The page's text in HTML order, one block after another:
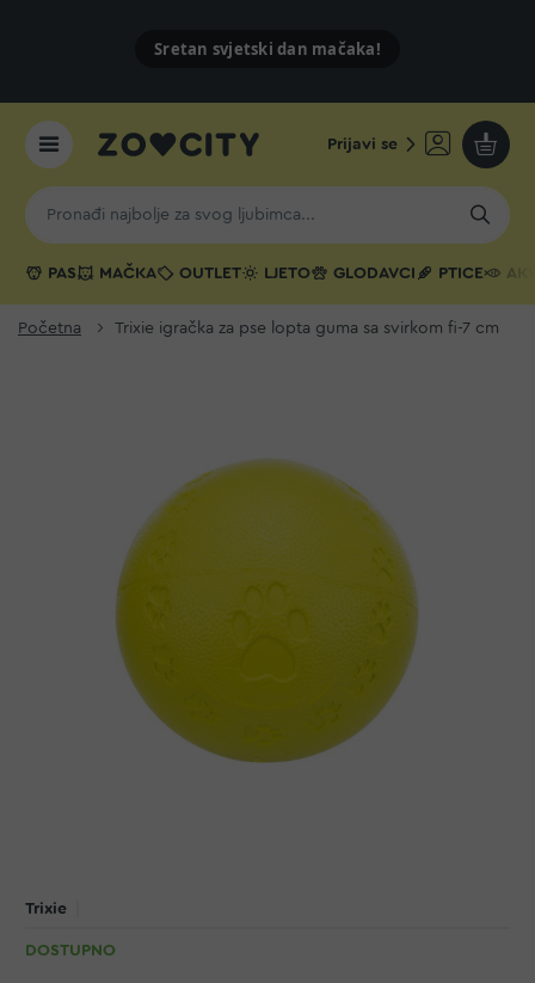
Sretan svjetski dan mačaka!
Prijavi se
Moja
PAS MAČKA OUTLET LJETO GLODAVCI PTICE
Početna Trixie igračka za pse lopta guma sa svirkom fi-7 cm
Trixie
DOSTUPNO